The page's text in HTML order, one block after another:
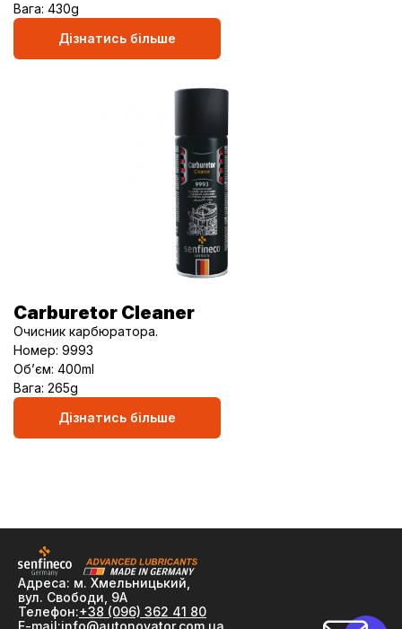
Вага: 430g
Дізнатись більше
Carburetor Cleaner
Очисник карбюратора.
Номер: 9993
Об’єм: 400ml
Вага: 265g
Дізнатись більше
Адреса: м. Хмельницький,
вул. Свободи, 9А
Телефон:+38 (096) 362 41 80
E-mail:info@autonovator.com.ua